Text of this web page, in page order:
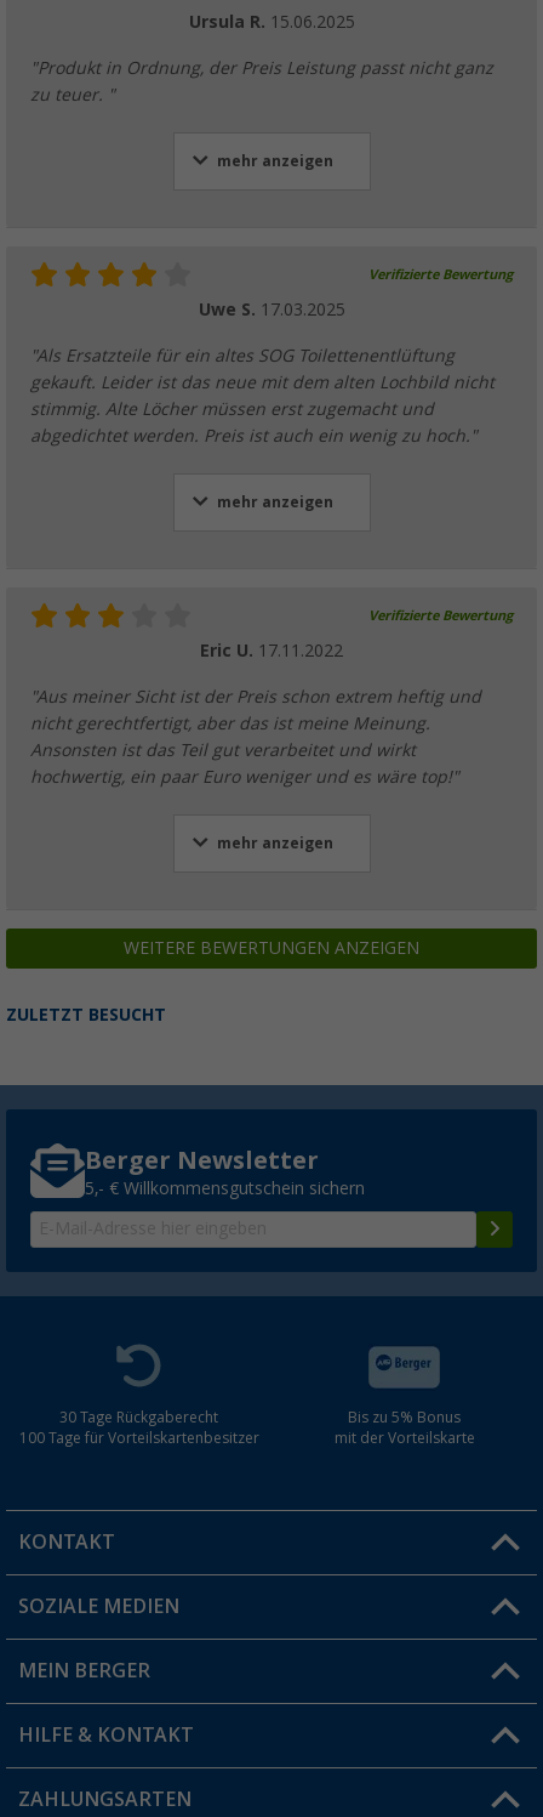
Ursula R. 15.06.2025
"Produkt in Ordnung, der Preis Leistung passt nicht ganz
zu teuer. "
mehr anzeigen
Verifizierte Bewertung
Uwe S. 17.03.2025
"Als Ersatzteile für ein altes SOG Toilettenentlüftung
gekauft. Leider ist das neue mit dem alten Lochbild nicht
stimmig. Alte Löcher müssen erst zugemacht und
abgedichtet werden. Preis ist auch ein wenig zu hoch."
mehr anzeigen
Verifizierte Bewertung
Eric U. 17.11.2022
"Aus meiner Sicht ist der Preis schon extrem heftig und
nicht gerechtfertigt, aber das ist meine Meinung.
Ansonsten ist das Teil gut verarbeitet und wirkt
hochwertig, ein paar Euro weniger und es wäre top!"
mehr anzeigen
WEITERE BEWERTUNGEN ANZEIGEN
ZULETZT BESUCHT
Berger Newsletter
5,- € Willkommensgutschein sichern
30 Tage Rückgaberecht
100 Tage für Vorteilskartenbesitzer
Bis zu 5% Bonus
mit der Vorteilskarte
KONTAKT
Du hast eine Frage?
Filiale finden
SOZIALE MEDIEN
MEIN BERGER
Vorteilskarte
Blog
HILFE & KONTAKT
FAQ & Kontakt
ZAHLUNGSARTEN